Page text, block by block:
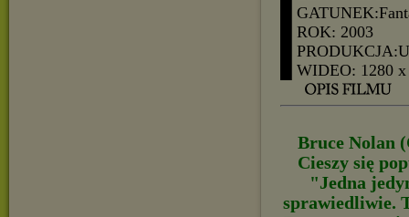
█
█ ROK: 2003
█
█ WIDEO: 1280
Bruce Nolan
Cieszy się
"Jedna
sprawiedliwie.